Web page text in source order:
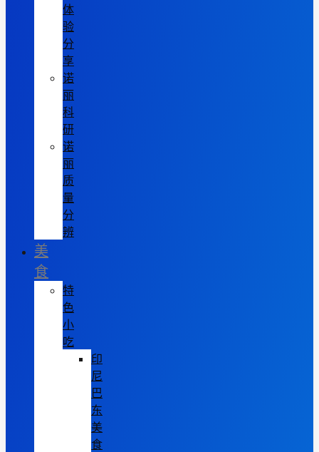
体
验
分
享
诺
丽
科
研
诺
丽
质
量
分
辨
美
食
特
色
小
吃
印
尼
巴
东
美
食